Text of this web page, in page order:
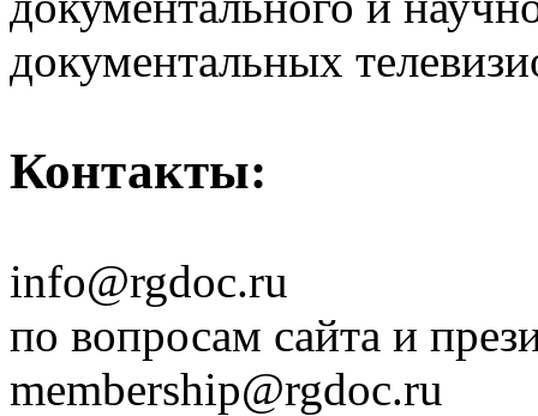
документальных
Контакты:
info@rgdoc.ru
по вопросам сайта и
membership@rgdoc.ru